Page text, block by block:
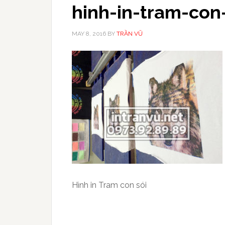
hinh-in-tram-
MAY 8, 2016 BY TRẦN VŨ
Hình in Tram con sói